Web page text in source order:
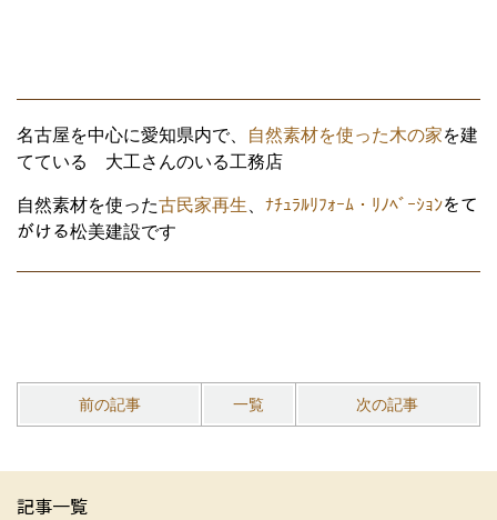
名古屋を中心に愛知県内で、 自然素材を使った木の家を建
てている 大工さんのいる工務店
自然素材を使った古民家再生 ﾅﾁｭﾗﾙﾘﾌｫｰﾑ・ﾘﾉﾍﾞｰｼｮﾝをて
がける松美建設です
前の記事 一覧 次の記事
記事一覧